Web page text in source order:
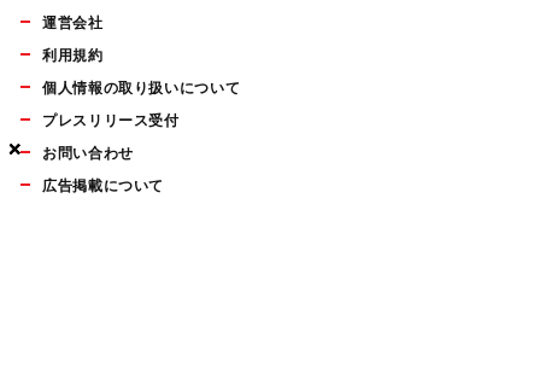
×
×
×
運営会社
利用規約
個人情報の取り扱いについて
プレスリリース受付
お問い合わせ
広告掲載について